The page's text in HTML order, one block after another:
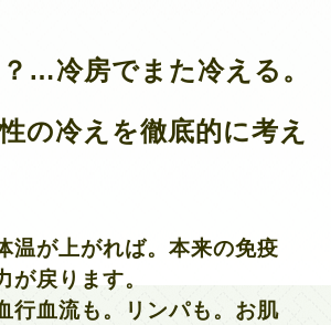
…冷房でまた冷える。
の冷えを徹底的に考え
温が上がれば。 本来の免疫
が戻ります。
行血流も。リンパも。お肌